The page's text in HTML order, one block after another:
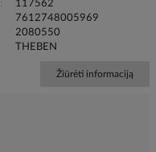
117562
7612748005969
2080550
THEBEN
Žiūrėti informaciją